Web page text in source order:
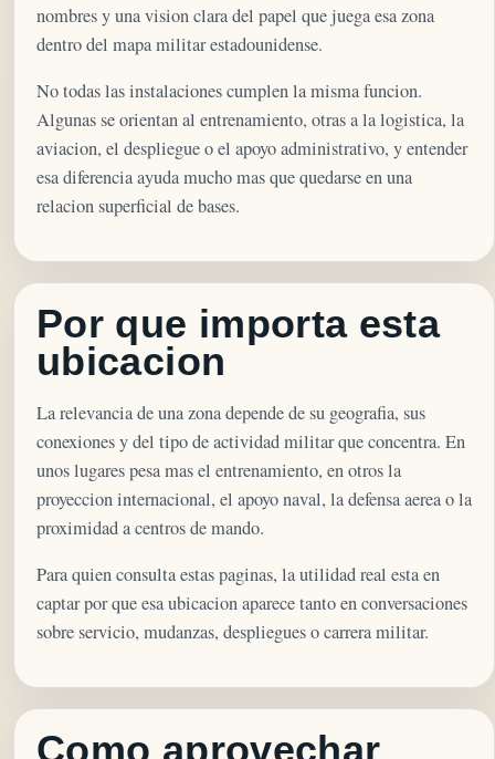
nombres y una vision clara del papel que juega esa zona
dentro del mapa militar estadounidense.
No todas las instalaciones cumplen la misma funcion.
Algunas se orientan al entrenamiento, otras a la logistica, la
aviacion, el despliegue o el apoyo administrativo, y entender
esa diferencia ayuda mucho mas que quedarse en una
relacion superficial de bases.
Por que importa esta
ubicacion
La relevancia de una zona depende de su geografia, sus
conexiones y del tipo de actividad militar que concentra. En
unos lugares pesa mas el entrenamiento, en otros la
proyeccion internacional, el apoyo naval, la defensa aerea o la
proximidad a centros de mando.
Para quien consulta estas paginas, la utilidad real esta en
captar por que esa ubicacion aparece tanto en conversaciones
sobre servicio, mudanzas, despliegues o carrera militar.
Como aprovechar